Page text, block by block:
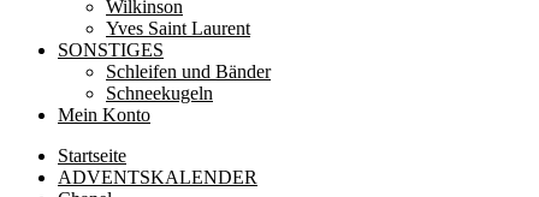
Wilkinson
Yves Saint Laurent
SONSTIGES
Schleifen und Bänder
Schneekugeln
Mein Konto
Startseite
ADVENTSKALENDER